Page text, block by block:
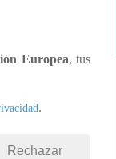
Europea, tus
.
Rechazar